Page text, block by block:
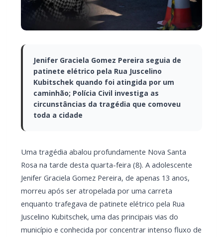
Jenifer Graciela Gomez Pereira seguia de
patinete elétrico pela Rua Juscelino
Kubitschek quando foi atingida por um
caminhão; Polícia Civil investiga as
circunstâncias da tragédia que comoveu
toda a cidade
Uma tragédia abalou profundamente Nova Santa
Rosa na tarde desta quarta-feira (8). A adolescente
Jenifer Graciela Gomez Pereira, de apenas 13 anos,
morreu após ser atropelada por uma carreta
enquanto trafegava de patinete elétrico pela Rua
Juscelino Kubitschek, uma das principais vias do
município e conhecida por concentrar intenso fluxo de